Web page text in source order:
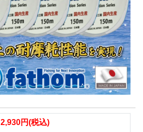
2,930円(税込)